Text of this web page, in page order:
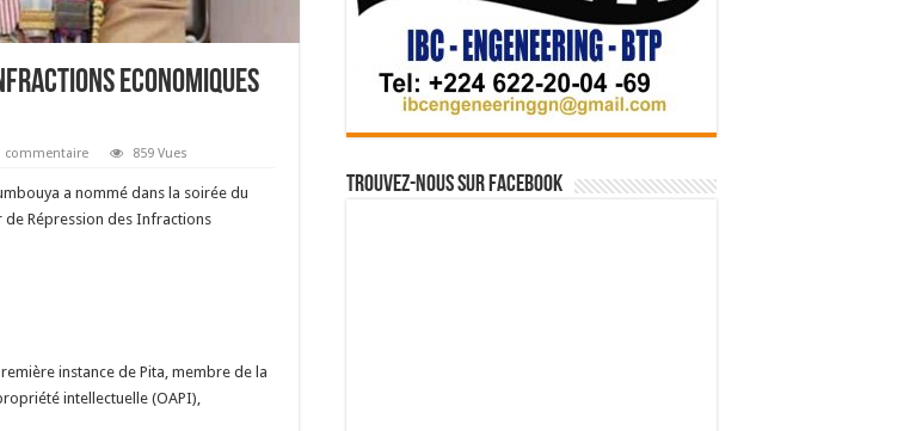
Economiques
commentaire 859 Vues
a nommé dans la soirée du
de Répression des Infractions
instance de Pita, membre de la
intellectuelle (OAPI),
Trouvez-nous sur Facebook